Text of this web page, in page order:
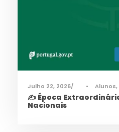
Julho 22, 2026 • Alunos,
✍️ Época
Nacionais